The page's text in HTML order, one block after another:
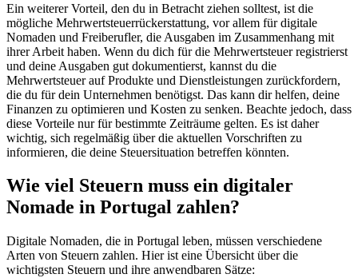
Ein weiterer Vorteil, den du in Betracht ziehen solltest, ist die
mögliche Mehrwertsteuerrückerstattung, vor allem für digitale
Nomaden und Freiberufler, die Ausgaben im Zusammenhang mit
ihrer Arbeit haben. Wenn du dich für die Mehrwertsteuer registrierst
und deine Ausgaben gut dokumentierst, kannst du die
Mehrwertsteuer auf Produkte und Dienstleistungen zurückfordern,
die du für dein Unternehmen benötigst. Das kann dir helfen, deine
Finanzen zu optimieren und Kosten zu senken. Beachte jedoch, dass
diese Vorteile nur für bestimmte Zeiträume gelten. Es ist daher
wichtig, sich regelmäßig über die aktuellen Vorschriften zu
informieren, die deine Steuersituation betreffen könnten.
Wie viel Steuern muss ein digitaler
Nomade in Portugal zahlen?
Digitale Nomaden, die in Portugal leben, müssen verschiedene
Arten von Steuern zahlen. Hier ist eine Übersicht über die
wichtigsten Steuern und ihre anwendbaren Sätze: